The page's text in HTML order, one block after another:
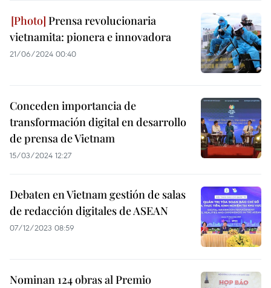
Prensa revolucionaria
vietnamita: pionera e innovadora
21/06/2024 00:40
Conceden importancia de
transformación digital en desarrollo
de prensa de Vietnam
15/03/2024 12:27
Debaten en Vietnam gestión de salas
de redacción digitales de ASEAN
07/12/2023 08:59
Nominan 124 obras al Premio